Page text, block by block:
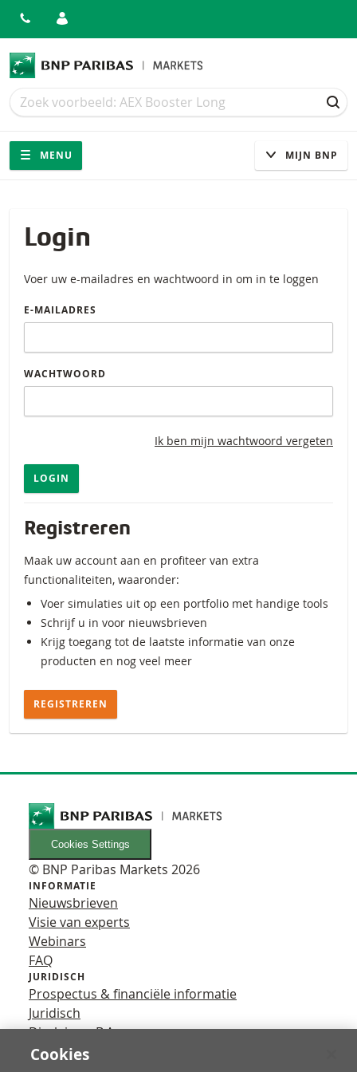
Zoek
Zoek
Navigatie
Site navigatie
MENU MIJN BNP
Login
Voer uw e-mailadres en wachtwoord in om in te loggen
E-MAILADRES
WACHTWOORD
Ik ben mijn wachtwoord vergeten
LOGIN
Registreren
Maak uw account aan en profiteer van extra
functionaliteiten, waaronder:
Voer simulaties uit op een portfolio met handige tools
Schrijf u in voor nieuwsbrieven
Krijg toegang tot de laatste informatie van onze
producten en nog veel meer
REGISTREREN
Cookies Settings
© BNP Paribas Markets 2026
INFORMATIE
Nieuwsbrieven
Visie van experts
Webinars
FAQ
JURIDISCH
Prospectus & financiële informatie
Juridisch
Disclaimer B.A.
Privacy
Cookies